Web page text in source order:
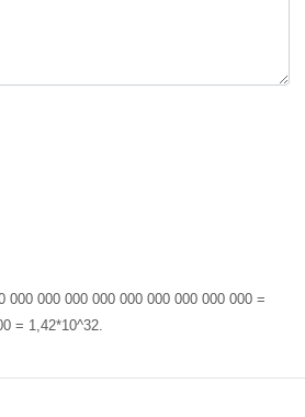
000 000 000 000 000 000 000 000 =
= 1,42*10^32.